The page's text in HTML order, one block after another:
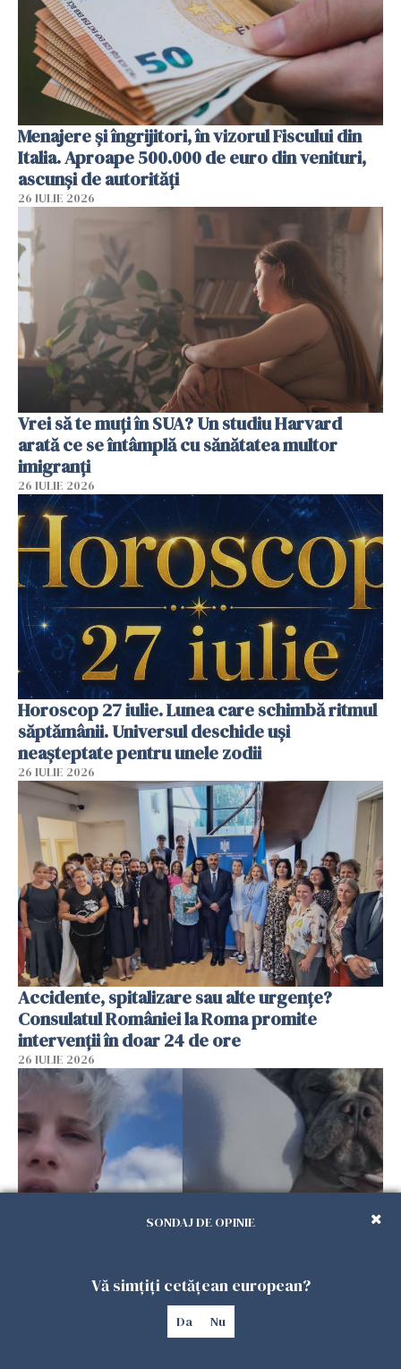
Menajere și îngrijitori, în vizorul Fiscului din
Italia. Aproape 500.000 de euro din venituri,
ascunși de autorități
26 IULIE 2026
Vrei să te muți în SUA? Un studiu Harvard
arată ce se întâmplă cu sănătatea multor
imigranți
26 IULIE 2026
Horoscop 27 iulie. Lunea care schimbă ritmul
săptămânii. Universul deschide uși
neașteptate pentru unele zodii
26 IULIE 2026
Accidente, spitalizare sau alte urgențe?
Consulatul României la Roma promite
intervenții în doar 24 de ore
26 IULIE 2026
Ce a pățit o româncă în timp ce își plimba
câinele în Germania. Mesajul ei a stârnit
SONDAJ DE OPINIE
Vă simțiți cetățean european?
Da Nu